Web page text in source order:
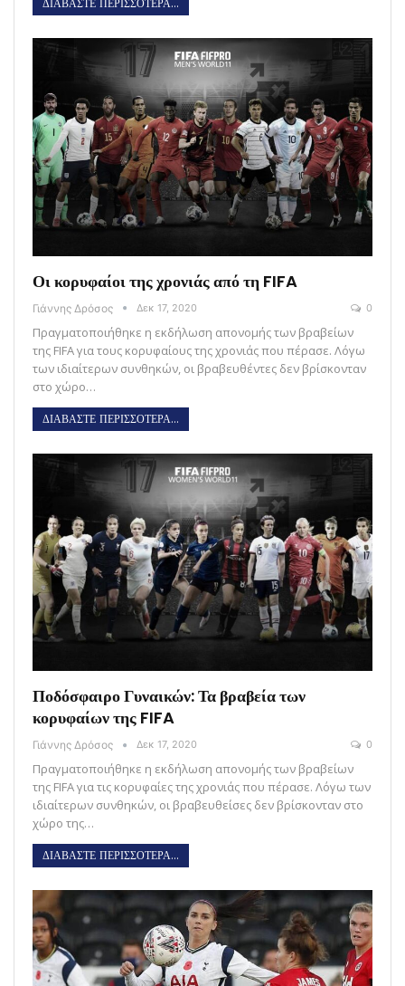
ΔΙΑΒΑΣΤΕ ΠΕΡΙΣΣΟΤΕΡΑ...
Οι κορυφαίοι της χρονιάς από τη FIFA
Γιάννης Δρόσος Δεκ 17, 2020 0
Πραγματοποιήθηκε η εκδήλωση απονομής των βραβείων
της FIFA για τους κορυφαίους της χρονιάς που πέρασε. Λόγω
των ιδιαίτερων συνθηκών, οι βραβευθέντες δεν βρίσκονταν
στο χώρο…
ΔΙΑΒΑΣΤΕ ΠΕΡΙΣΣΟΤΕΡΑ...
Ποδόσφαιρο Γυναικών: Τα βραβεία των
κορυφαίων της FIFA
Γιάννης Δρόσος Δεκ 17, 2020 0
Πραγματοποιήθηκε η εκδήλωση απονομής των βραβείων
της FIFA για τις κορυφαίες της χρονιάς που πέρασε. Λόγω των
ιδιαίτερων συνθηκών, οι βραβευθείσες δεν βρίσκονταν στο
χώρο της…
ΔΙΑΒΑΣΤΕ ΠΕΡΙΣΣΟΤΕΡΑ...